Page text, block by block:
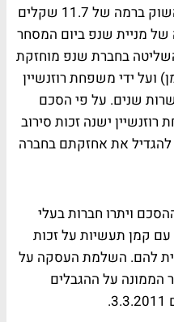
המכירה תתבצע מתחת למחיר השוק ברמה של 11.7 שקלים
מניית שנפ ביום המסחר
13.8 שקלים. השליטה בחברת שנפ מוחזקת
ועל ידי משפחת רוזנשיין
שנים. על פי הסכם
ישנה זכות סירוב
את אחזקתם בחברה
ויתרו חברות בעלי
קמן תעשיות על זכות
להם. השלמת העסקה על
הממונה על ההגבלים